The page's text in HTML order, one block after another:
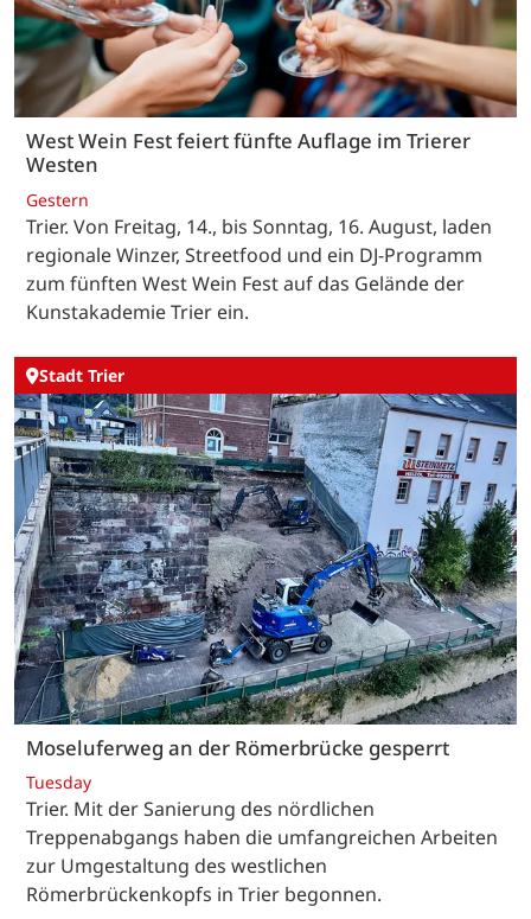
West Wein Fest feiert fünfte Auflage im Trierer
Westen
Gestern
Trier. Von Freitag, 14., bis Sonntag, 16. August, laden
regionale Winzer, Streetfood und ein DJ-Programm
zum fünften West Wein Fest auf das Gelände der
Kunstakademie Trier ein.
Stadt Trier
Moseluferweg an der Römerbrücke gesperrt
Tuesday
Trier. Mit der Sanierung des nördlichen
Treppenabgangs haben die umfangreichen Arbeiten
zur Umgestaltung des westlichen
Römerbrückenkopfs in Trier begonnen.